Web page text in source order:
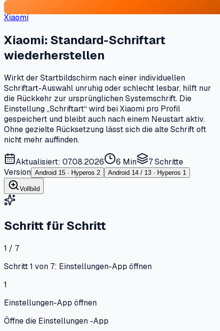
Xiaomi
Xiaomi: Standard-Schriftart
wiederherstellen
Wirkt der Startbildschirm nach einer individuellen
Schriftart-Auswahl unruhig oder schlecht lesbar, hilft nur
die Rückkehr zur ursprünglichen Systemschrift. Die
Einstellung „Schriftart“ wird bei Xiaomi pro Profil
gespeichert und bleibt auch nach einem Neustart aktiv.
Ohne gezielte Rücksetzung lässt sich die alte Schrift oft
nicht mehr auffinden.
Aktualisiert: 07.08.2026 6 Min 7Schritte
Version Android 15 · Hyperos 2 Android 14 / 13 · Hyperos 1
Vollbild
Schritt für Schritt
1 / 7
Schritt 1 von 7: Einstellungen-App öffnen
1
Einstellungen-App öffnen
Öffne die Einstellungen -App